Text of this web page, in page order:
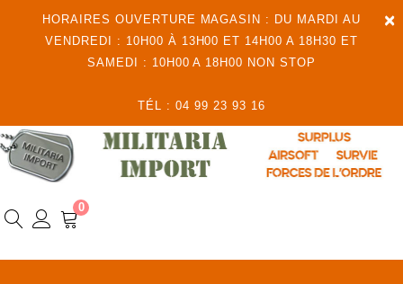
×
HORAIRES OUVERTURE MAGASIN : DU MARDI AU
VENDREDI : 10H00 À 13H00 ET 14H00 A 18H30 ET
SAMEDI : 10H00 A 18H00 NON STOP
TÉL : 04 99 23 93 16
0